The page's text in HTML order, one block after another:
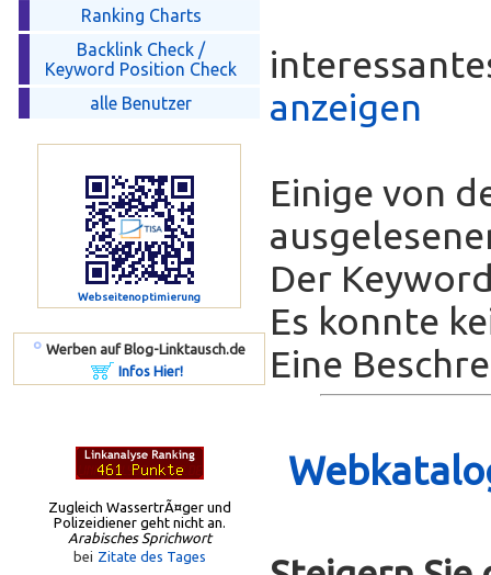
Ranking Charts
Backlink Check /
Keyword Position Check
alle Benutzer
Webseitenoptimierung
º Werben auf Blog-Linktausch.de
Infos Hier!
Zugleich WassertrÃ¤ger und
Polizeidiener geht nicht an.
Arabisches Sprichwort
bei Zitate des Tages
anzeigen
Einige von
Der
Es konnte
Eine